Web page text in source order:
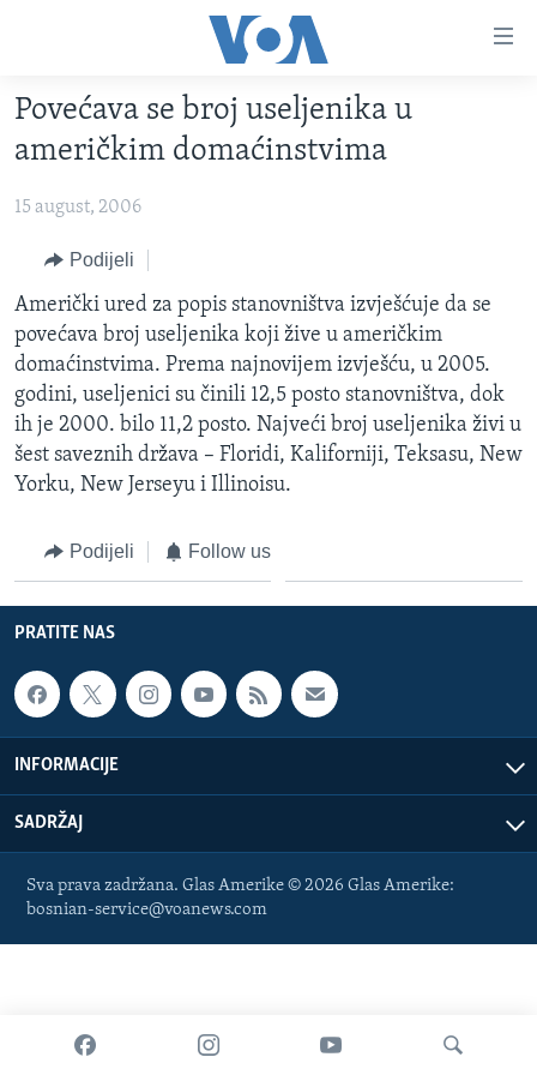
glavni
sadržaj
na
navigaciju
Idi
na
pretragu
FOTOGRAFIJE DANA
VIJESTI
SJEDINJENE AMERIČKE DRŽAVE
BOSNA I HERCEGOVINA
SVIJET
NAUKA I TEHNOLOGIJA
SPECIJALNI PROJEKTI
KORUPCIJA
SLOBODA MEDIJA
ŽENSKA STRANA
MAGAZIN
O GLASU AMERIKE
Learning English
Povećava se broj useljenika u
američkim domaćinstvima
15 august, 2006
Podijeli
Američki ured za popis stanovništva izvješćuje da se
povećava broj useljenika koji žive u američkim
domaćinstvima. Prema najnovijem izvješću, u 2005.
godini, useljenici su činili 12,5 posto stanovništva, dok
ih je 2000. bilo 11,2 posto. Najveći broj useljenika živi u
šest saveznih država – Floridi, Kaliforniji, Teksasu, New
Yorku, New Jerseyu i Illinoisu.
Podijeli Follow us
PRATITE NAS
INFORMACIJE
SADRŽAJ
Sva prava zadržana. Glas Amerike © 2026 Glas Amerike:
bosnian-service@voanews.com